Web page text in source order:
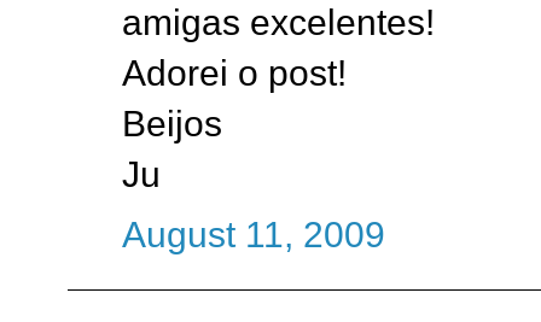
amigas excelentes!
Adorei o post!
Beijos
Ju
August 11, 2009